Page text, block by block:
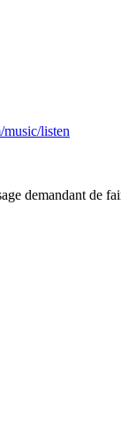
listen
demandant de